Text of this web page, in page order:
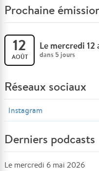
Prochaine
12
AOÛT
Le mercredi 12
dans 5 jours
Réseaux sociaux
Instagram
Derniers podcasts
Le mercredi 6 mai 2026